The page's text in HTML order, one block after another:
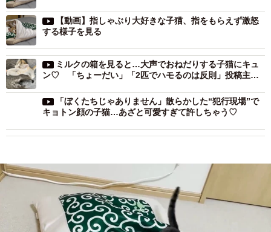
【動画】指しゃぶり大好きな子猫、指をもらえず激怒
する様子を見る
ミルクの箱を見ると…大声でおねだりする子猫にキュ
ン♡ 「ちょーだい」「2匹でハモるのは反則」投稿主に
「ぼくたちじゃありません」散らかした“犯行現場”で
キョトン顔の子猫…あざと可愛すぎて許しちゃう♡